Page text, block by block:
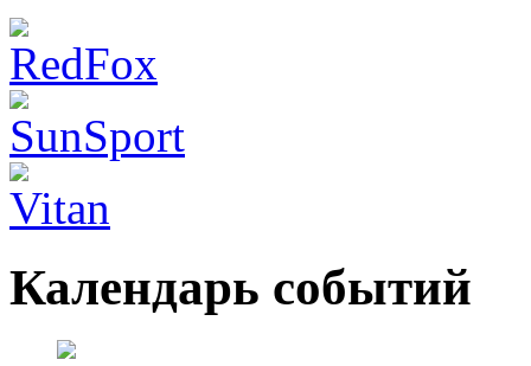
Календарь событий